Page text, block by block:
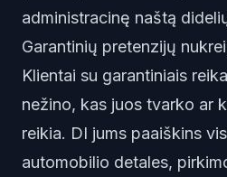
administracinę naštą
Garantinių pretenzijų
Klientai su garantiniais
nežino, kas juos tvarko ar
reikia. DI jums paaiškins
automobilio detales,